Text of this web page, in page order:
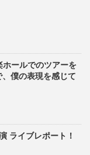
ールでのツアーを
僕の表現を感じて
ライブレポート！